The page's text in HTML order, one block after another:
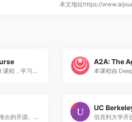
本文地址https://
Hugging Face 最新推出的 AI Agent 课程，学习构建智能代理及其工具链，涵盖 Agent 设计、工具使用、多步骤推理。
Hermes Agent 是 Nous Research 推出的开源、可自我改进的 AI 智能体。